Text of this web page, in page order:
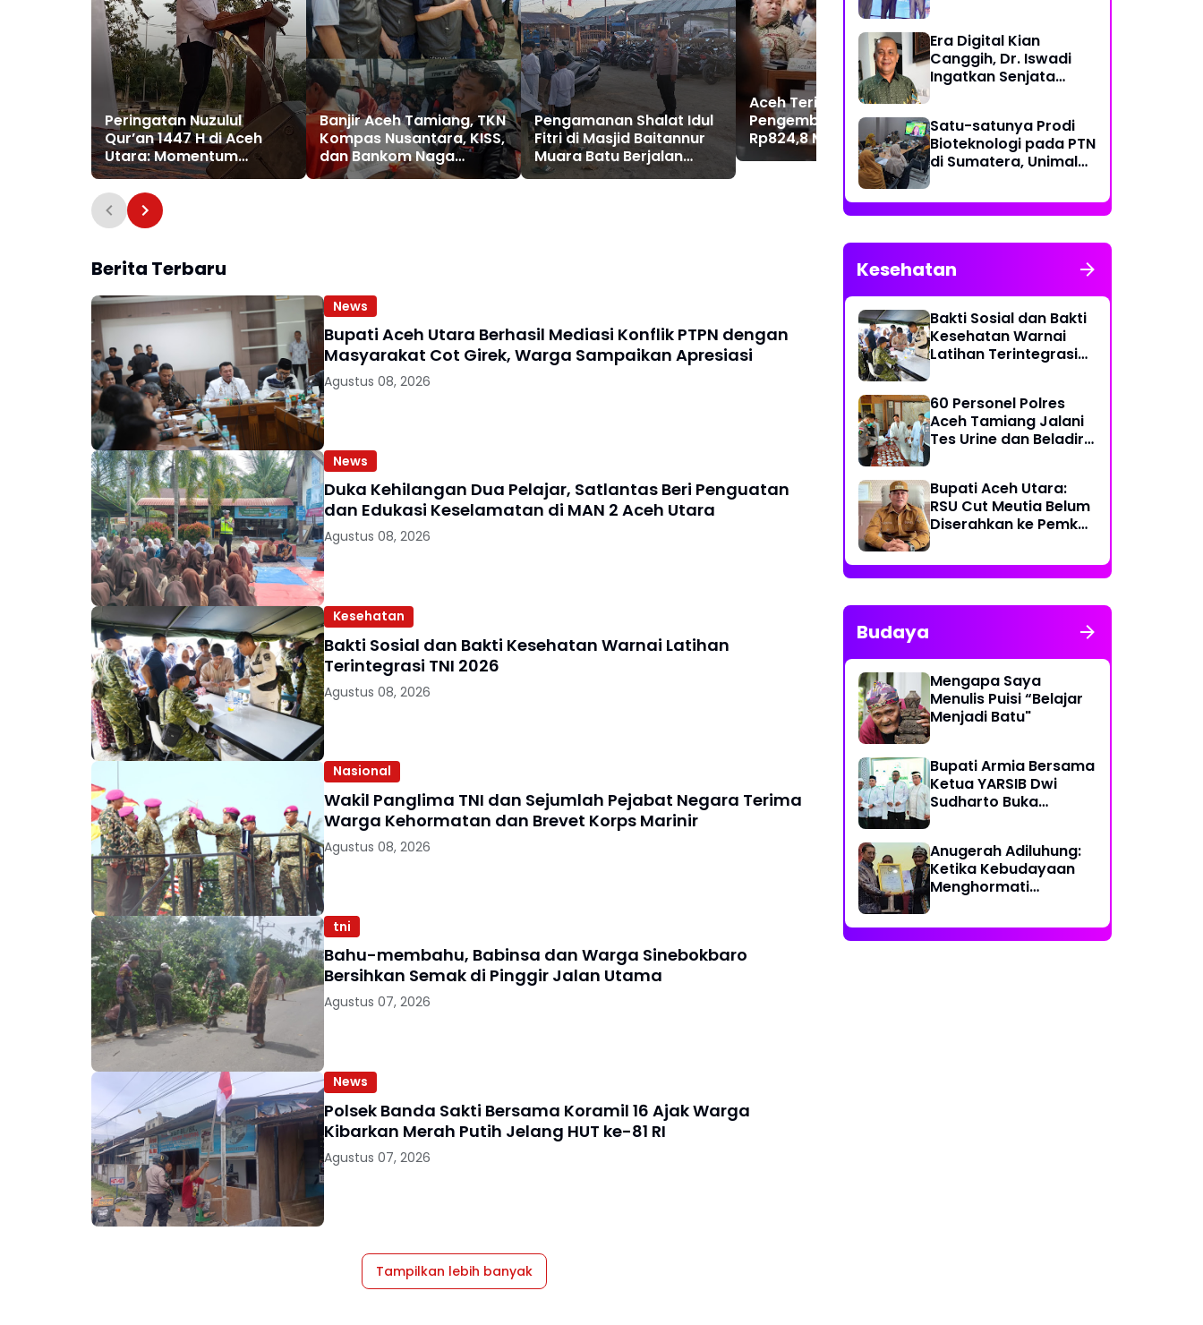
Peringatan Nuzulul
Qur’an 1447 H di Aceh
Utara: Momentum
Bangkit dari Ujian Banjir
Banjir Aceh Tamiang, TKN
Kompas Nusantara, KISS,
dan Bankom Naga
Karimata Salurkan
Pengamanan Shalat Idul
Fitri di Masjid Baitannur
Muara Batu Berjalan
Lancar, Ratusan Jamaah
Aceh Terima Dana
Pengembalian TKD
Rp824,8 Miliar, Bupati
Aceh Tengah Desak
Skala Prioritas untuk
Daerah Terdampak
Tercukupi Hadapi Tradisi
Megang, Ramadhan Dan
Idul Fitri
Berita Terbaru
News
Bupati Aceh Utara Berhasil Mediasi Konflik PTPN dengan
Masyarakat Cot Girek, Warga Sampaikan Apresiasi
Agustus 08, 2026
News
Duka Kehilangan Dua Pelajar, Satlantas Beri Penguatan
dan Edukasi Keselamatan di MAN 2 Aceh Utara
Agustus 08, 2026
Kesehatan
Bakti Sosial dan Bakti Kesehatan Warnai Latihan
Terintegrasi TNI 2026
Agustus 08, 2026
Nasional
Wakil Panglima TNI dan Sejumlah Pejabat Negara Terima
Warga Kehormatan dan Brevet Korps Marinir
Agustus 08, 2026
tni
Bahu-membahu, Babinsa dan Warga Sinebokbaro
Bersihkan Semak di Pinggir Jalan Utama
Agustus 07, 2026
News
Polsek Banda Sakti Bersama Koramil 16 Ajak Warga
Kibarkan Merah Putih Jelang HUT ke-81 RI
Agustus 07, 2026
Tampilkan lebih banyak
Disinformasi
Era Digital Kian
Canggih, Dr. Iswadi
Ingatkan Senjata
Satu-satunya Prodi
Bioteknologi pada PTN
di Sumatera, Unimal
Penyusunan Kurikulum
Kesehatan
Bakti Sosial dan Bakti
Kesehatan Warnai
Latihan Terintegrasi
60 Personel Polres
Aceh Tamiang Jalani
Tes Urine dan Beladiri
Bupati Aceh Utara:
RSU Cut Meutia Belum
Diserahkan ke Pemko
Budaya
Mengapa Saya
Menulis Puisi “Belajar
Menjadi Batu"
Bupati Armia Bersama
Ketua YARSIB Dwi
Sudharto Buka
Anugerah Adiluhung:
Ketika Kebudayaan
Menghormati